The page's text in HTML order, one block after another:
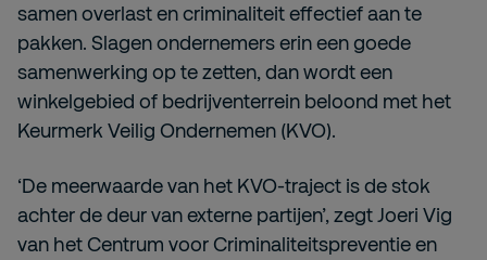
samen overlast en criminaliteit effectief aan te
pakken. Slagen ondernemers erin een goede
samenwerking op te zetten, dan wordt een
winkelgebied of bedrijventerrein beloond met het
Keurmerk Veilig Ondernemen (KVO).
‘De meerwaarde van het KVO-traject is de stok
achter de deur van externe partijen’, zegt Joeri Vig
van het Centrum voor Criminaliteitspreventie en